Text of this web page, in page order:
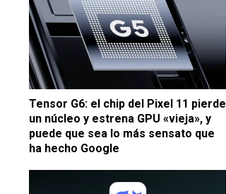
Tensor G6: el chip del Pixel 11 pierde
un núcleo y estrena GPU «vieja», y
puede que sea lo más sensato que
ha hecho Google